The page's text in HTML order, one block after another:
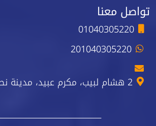
تواصل معنا
01040305220
201040305220
2 هشام لبيب، مكرم عبيد، مدينة نصر